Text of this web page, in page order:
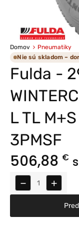
Domov
Pneumatiky
Nie sú skladom –
Fulda -
L TL
3PMSF
506,88 €
− +